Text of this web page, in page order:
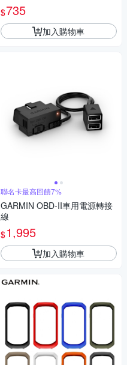
$735
加入購物車
聯名卡最高回饋7%
GARMIN OBD-II車用電源轉接
線
$1,995
加入購物車